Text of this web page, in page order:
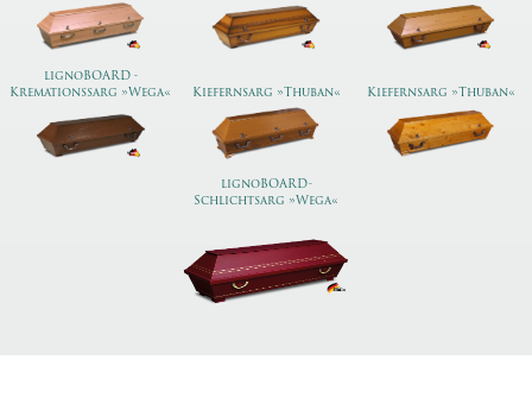
lignoBOARD -
Kremationssarg »Wega«
Kiefernsarg »Thuban« Kiefernsarg »Thuban«
lignoBOARD-
Schlichtsarg »Wega«